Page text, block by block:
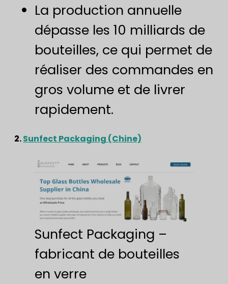
La production annuelle
dépasse les 10 milliards de
bouteilles, ce qui permet de
réaliser des commandes en
gros volume et de livrer
rapidement.
2.Sunfect Packaging (Chine)
Sunfect Packaging –
fabricant de bouteilles
en verre